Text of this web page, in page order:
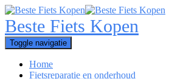
Toggle navigatie
Home
Fietsreparatie en onderhoud